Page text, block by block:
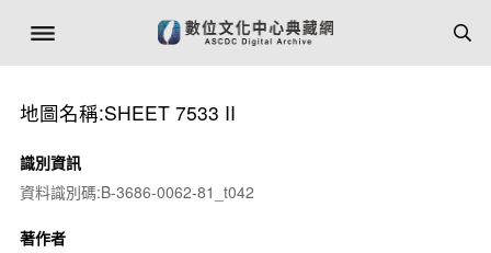
地圖名稱:SHEET 7533 II
識別資訊
資料識別碼:B-3686-0062-81_t042
著作者